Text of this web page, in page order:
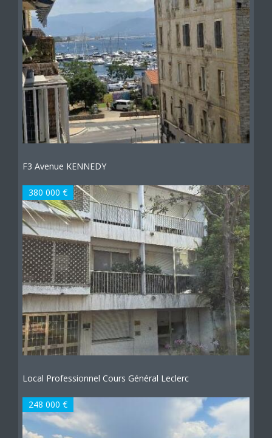
F3 Avenue KENNEDY
380 000 €
Local Professionnel Cours Général Leclerc
248 000 €